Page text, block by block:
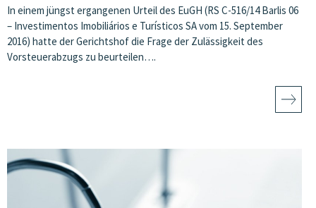
In einem jüngst ergangenen Urteil des EuGH (RS C-516/14 Barlis 06
– Investimentos Imobiliários e Turísticos SA vom 15. September
2016) hatte der Gerichtshof die Frage der Zulässigkeit des
Vorsteuerabzugs zu beurteilen….